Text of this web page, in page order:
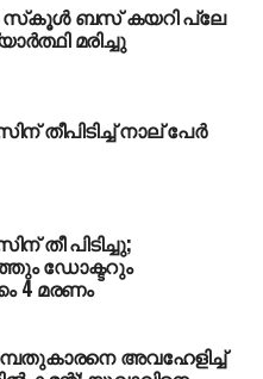
സ്‌കൂള്‍ ബസ് കയറി പ്ലേ
മരിച്ചു
നാല് പേര്‍
തീ പിടിച്ചു;
ഡോക്ടറും
4 മരണം
അവഹേളിച്ച്